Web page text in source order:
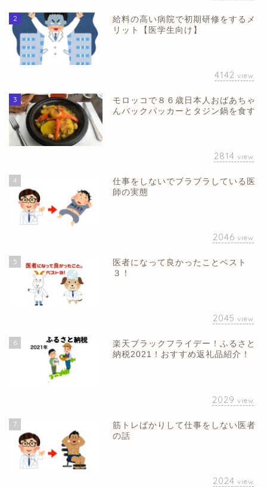
2
給料の高い病院で初期研修をするメ
リット【医学生向け】
4142 view
3
モロッコで８６歳日本人おばあちゃ
んバックパッカーとタジン鍋を食す
2814 view
4
仕事をしないでブラブラしている医
師の実態
2046 view
5
医者になって良かったことベスト
３！
2045 view
6
楽天ブラックフライデー！ふるさと
納税2021！おすすめ返礼品紹介！
2029 view
7
筋トレばかりして仕事をしない医者
の話
2024 view